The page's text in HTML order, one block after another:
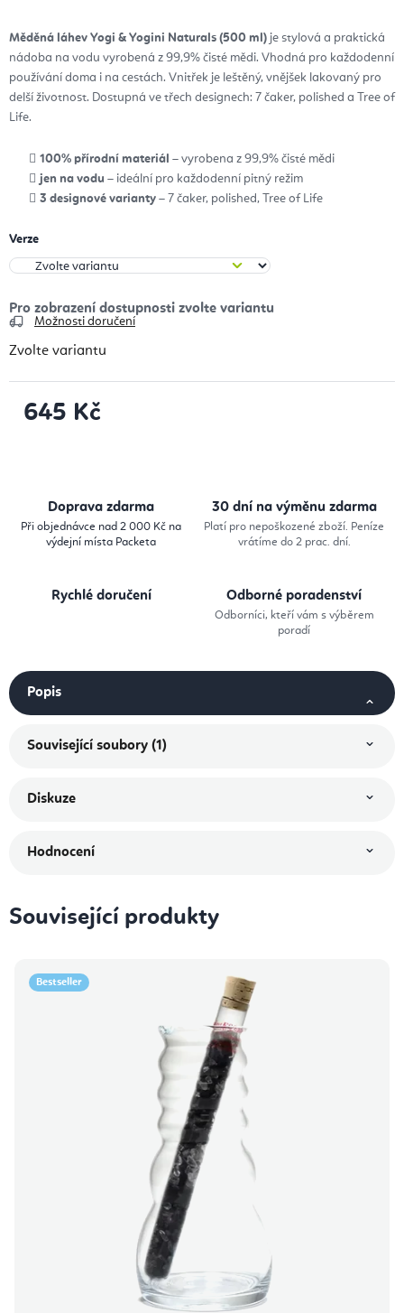
Měděná láhev Yogi & Yogini Naturals (500 ml) je stylová a praktická
nádoba na vodu vyrobená z 99,9% čisté mědi. Vhodná pro každodenní
používání doma i na cestách. Vnitřek je leštěný, vnějšek lakovaný pro
delší životnost. Dostupná ve třech designech: 7 čaker, polished a Tree of
Life.
100% přírodní materiál – vyrobena z 99,9% čisté mědi
jen na vodu – ideální pro každodenní pitný režim
3 designové varianty – 7 čaker, polished, Tree of Life
Verze
Možnosti doručení
Zvolte variantu
645 Kč
Doprava zdarma
Při objednávce nad 2 000 Kč na
výdejní místa Packeta
30 dní na výměnu zdarma
Platí pro nepoškozené zboží. Peníze
vrátíme do 2 prac. dní.
Rychlé doručení Odborné poradenství
Odborníci, kteří vám s výběrem
poradí
Popis
Související soubory (1)
Diskuze
Hodnocení
Související produkty
Bestseller